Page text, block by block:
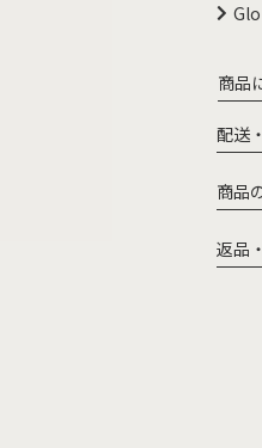
商品
配送
商品
返品